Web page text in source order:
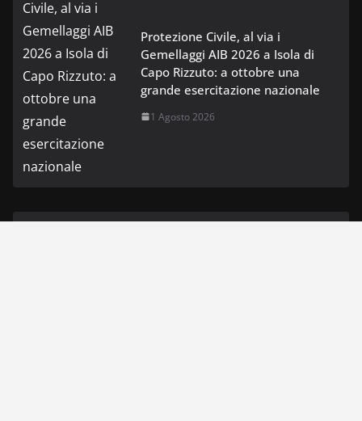
Protezione Civile, al via i
Gemellaggi AIB 2026 a Isola di
Capo Rizzuto: a ottobre una
grande esercitazione nazionale
1 Agosto 2026